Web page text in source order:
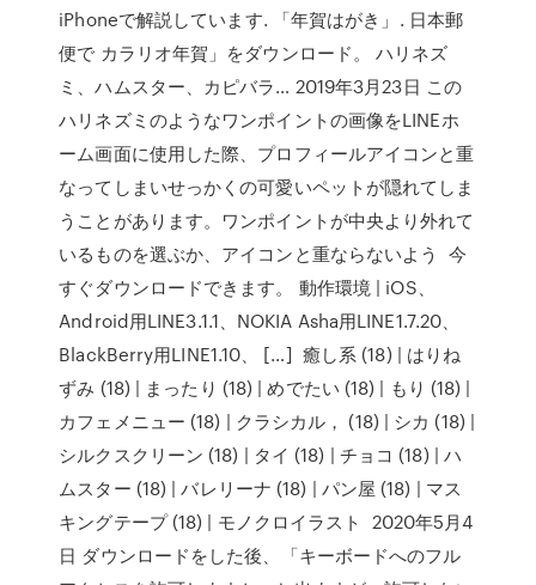
iPhoneで解説しています. 「年賀はがき」. 日本郵
便で カラリオ年賀」をダウンロード。 ハリネズ
ミ、ハムスター、カピバラ… 2019年3月23日 この
ハリネズミのようなワンポイントの画像をLINEホ
ーム画面に使用した際、プロフィールアイコンと重
なってしまいせっかくの可愛いペットが隠れてしま
うことがあります。ワンポイントが中央より外れて
いるものを選ぶか、アイコンと重ならないよう 今
すぐダウンロードできます。 動作環境 | iOS、
Android用LINE3.1.1、NOKIA Asha用LINE1.7.20、
BlackBerry用LINE1.10、 […] 癒し系 (18) | はりね
ずみ (18) | まったり (18) | めでたい (18) | もり (18) |
カフェメニュー (18) | クラシカル， (18) | シカ (18) |
シルクスクリーン (18) | タイ (18) | チョコ (18) | ハ
ムスター (18) | バレリーナ (18) | パン屋 (18) | マス
キングテープ (18) | モノクロイラスト 2020年5月4
日 ダウンロードをした後、「キーボードへのフル